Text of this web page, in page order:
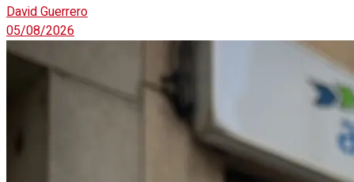
David Guerrero
05/08/2026